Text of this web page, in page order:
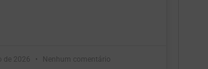
de 2026 Nenhum comentário